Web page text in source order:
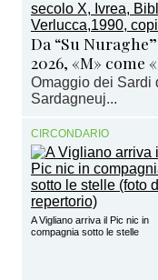
Da “Su
2026, «M» come
Omaggio dei Sardi
Sardagneuj...
CIRCONDARIO
A Vigliano arriva il Pic nic in
compagnia sotto le stelle